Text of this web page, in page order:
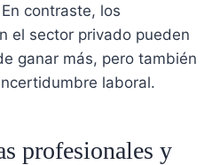
contraste, los
el sector privado pueden
ganar más, pero también
laboral.
profesionales y